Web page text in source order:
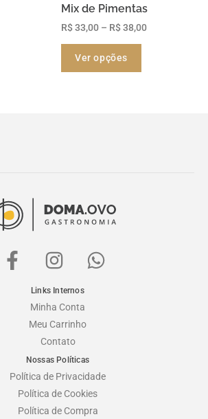
Mix de Pimentas
R$33,00 – R$38,00
Ver opções
Links Internos
Minha Conta
Meu Carrinho
Contato
Nossas Políticas
Política de Privacidade
Política de Cookies
Política de Compra